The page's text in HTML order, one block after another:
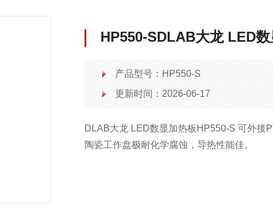
HP550-SDLAB大龙 LED数
产品型号：HP550-S
更新时间：2026-06-17
DLAB大龙 LED数显加热板HP550-S 可外接
陶瓷工作盘极耐化学腐蚀，导热性能佳。